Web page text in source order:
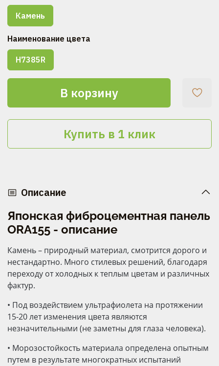
В корзину
Купить в 1 клик
Камень
Наименование цвета
H7385R
Описание
Японская фиброцементная панель
ORA155 - описание
Камень – природный материал, смотрится дорого и
нестандартно. Много стилевых решений, благодаря
переходу от холодных к теплым цветам и различных
фактур.
• Под воздействием ультрафиолета на протяжении
15-20 лет изменения цвета являются
незначительными (не заметны для глаза человека).
• Морозостойкость материала определена опытным
путем в результате многократных испытаний